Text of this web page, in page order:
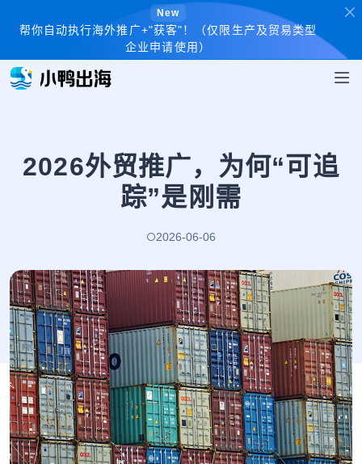
New
帮你自动执行海外推广+"获客"！（仅限生产及贸易类型
企业申请使用）
2026外贸推广，为何“可追
踪”是刚需
2026-06-06